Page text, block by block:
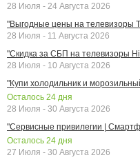
28 Июля - 24 Августа 2026
"Выгодные цены на телевизоры
28 Июля - 11 Августа 2026
"Скидка за СБП на телевизоры
28 Июля - 10 Августа 2026
"Купи холодильник и
Осталось 24 дня
28 Июля - 30 Августа 2026
"Сервисные привилегии |
Осталось 24 дня
27 Июля - 30 Августа 2026